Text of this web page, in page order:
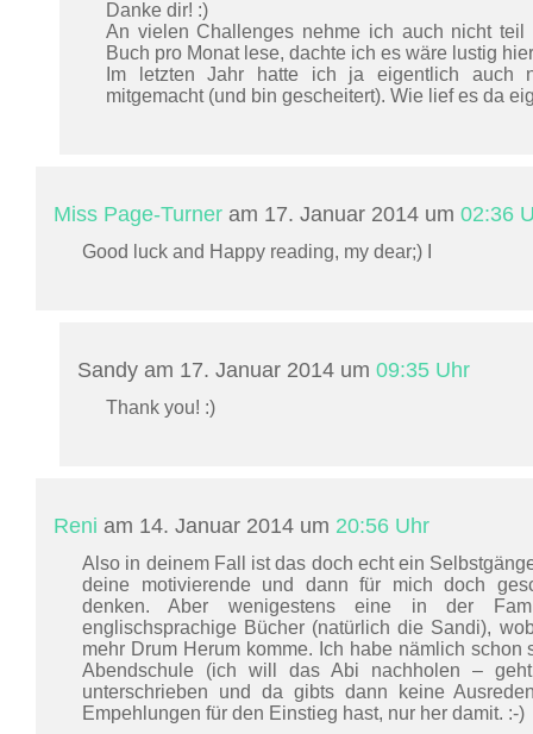
Danke dir! :)
An vielen Challenges nehme ich auch nicht
Buch pro Monat lese, dachte ich es wäre lustig
Im letzten Jahr hatte ich ja eigentlich auch
mitgemacht (und bin gescheitert). Wie lief es da
Miss Page-Turner am 17. Januar 2014 um 02:36
Good luck and Happy reading, my dear;) I
Sandy am 17. Januar 2014 um 09:35 Uhr
Thank you! :)
Reni am 14. Januar 2014 um 20:56 Uhr
Also in deinem Fall ist das doch echt ein
deine motivierende und dann für mich doch
denken. Aber wenigestens eine in der
englischsprachige Bücher (natürlich die Sandi),
mehr Drum Herum komme. Ich habe nämlich schon
Abendschule (ich will das Abi nachholen –
unterschrieben und da gibts dann keine
Empehlungen für den Einstieg hast, nur her damit. :-)